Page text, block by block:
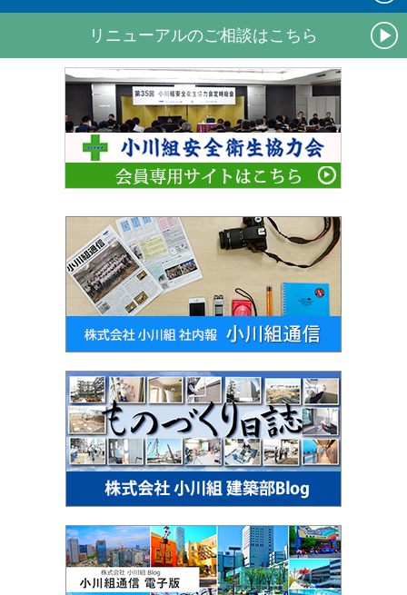
リニューアルのご相談はこちら